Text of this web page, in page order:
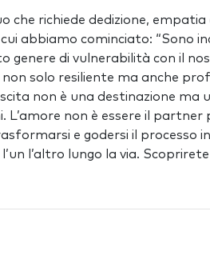
che richiede dedizione,
abbiamo cominciato: “Sono
genere di vulnerabilità con il
solo resiliente ma anche
non è una destinazione ma
L’amore non è essere il
e godersi il processo
l’altro lungo la via. Scoprirete